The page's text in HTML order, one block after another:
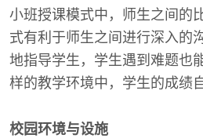
小班授课模式中，师生之间的
式有利于师生之间进行深入的
地指导学生，学生遇到难题也
样的教学环境中，学生的成绩
校园环境与设施